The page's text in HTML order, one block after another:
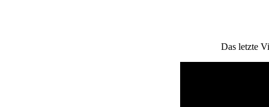
Das letzte